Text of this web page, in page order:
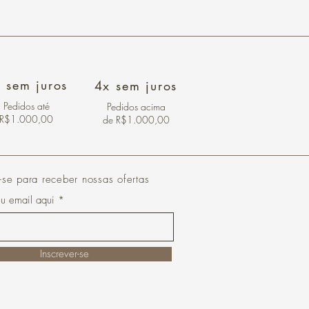
sem juros
Pedidos até
R$1.000,00
4x sem juros
Pedidos acima
de R$1.000,00
para receber nossas ofertas
email aqui
Inscrever-se